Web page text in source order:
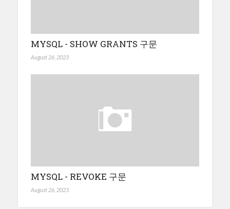
MYSQL - SHOW GRANTS 구문
August 26, 2023
MYSQL - REVOKE 구문
August 26, 2023